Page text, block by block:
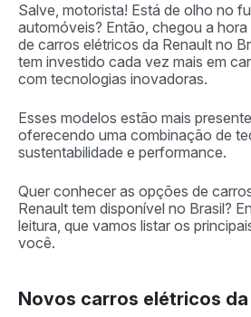
Salve, motorista! Está de olho no
automóveis? Então, chegou a
de carros elétricos da Renault no
tem investido cada vez mais em
com tecnologias inovadoras.
Esses modelos estão mais
oferecendo uma combinação de
sustentabilidade e performance.
Quer conhecer as opções de
Renault tem disponível no Brasil?
leitura, que vamos listar os
você.
Novos carros elétricos da